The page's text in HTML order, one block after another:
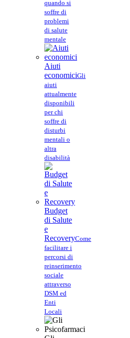
quando si
soffre di
problemi
di salute
mentale
Aiuti
economiciGli
aiuti
attualmente
disponibili
per chi
soffre di
disturbi
mentali o
altra
disabilità
Budget
di Salute
e
RecoveryCome
facilitare i
percorsi di
reinserimento
sociale
attraverso
DSM ed
Enti
Locali